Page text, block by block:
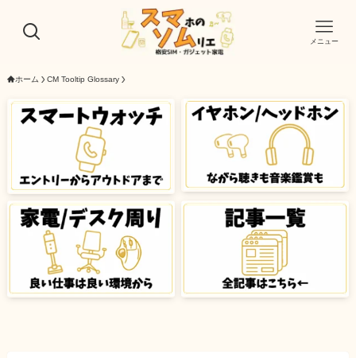
メニュー
ホーム CM Tooltip Glossary